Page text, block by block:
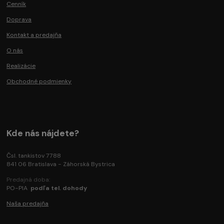
Cenník
Doprava
Kontakt a predajňa
O nás
Realizácie
Obchodné podmienky
Kde nás nájdete?
Čsl. tankistov 7788
841 06 Bratislava - Záhorská Bystrica
Predajná doba:
PO-PIA podľa tel. dohody
Naša predajňa